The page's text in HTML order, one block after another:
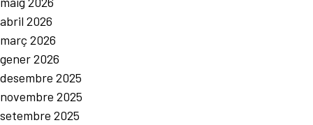
abril 2026
març 2026
gener 2026
desembre 2025
novembre 2025
setembre 2025